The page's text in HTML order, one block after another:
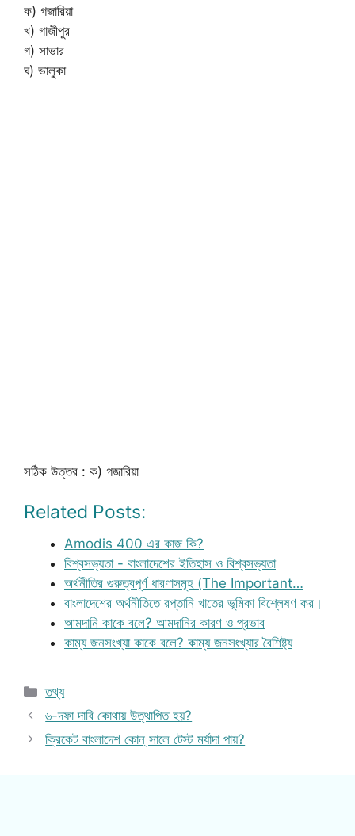
ক) গজারিয়া
খ) গাজীপুর
গ) সাভার
ঘ) ভালুকা
সঠিক উত্তর : ক) গজারিয়া
Related Posts:
Amodis 400 এর কাজ কি?
বিশ্বসভ্যতা - বাংলাদেশের ইতিহাস ও বিশ্বসভ্যতা
অর্থনীতির গুরুত্বপূর্ণ ধারণাসমূহ (The Important…
বাংলাদেশের অর্থনীতিতে রপ্তানি খাতের ভূমিকা বিশ্লেষণ কর।
আমদানি কাকে বলে? আমদানির কারণ ও প্রভাব
কাম্য জনসংখ্যা কাকে বলে? কাম্য জনসংখ্যার বৈশিষ্ট্য
Categories
তথ্য
৬-দফা দাবি কোথায় উত্থাপিত হয়?
ক্রিকেট বাংলাদেশ কোন্ সালে টেস্ট মর্যাদা পায়?